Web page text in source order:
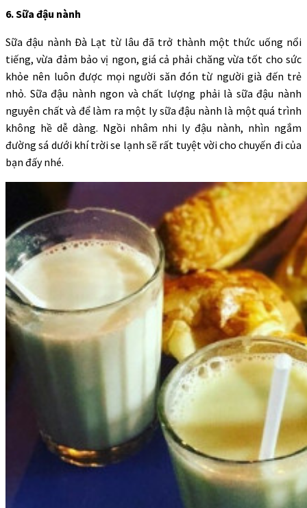
6. Sữa đậu nành
Sữa đậu nành Đà Lạt từ lâu đã trở thành một thức uống nổi
tiếng, vừa đảm bảo vị ngon, giá cả phải chăng vừa tốt cho sức
khỏe nên luôn được mọi người săn đón từ người già đến trẻ
nhỏ. Sữa đậu nành ngon và chất lượng phải là sữa đậu nành
nguyên chất và để làm ra một ly sữa đậu nành là một quá trình
không hề dễ dàng. Ngồi nhâm nhi ly đậu nành, nhìn ngắm
đường sá dưới khí trời se lạnh sẽ rất tuyệt vời cho chuyến đi của
bạn đấy nhé.